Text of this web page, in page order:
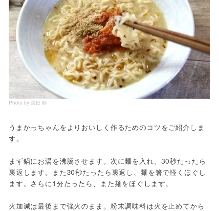
Photo by 吉田 鈴
うまかっちゃんをよりおいしく作るためのコツをご紹介しま
す。
まず鍋にお湯を沸騰させます。次に麺を入れ、30秒たったら
裏返します。また30秒たったら裏返し、麺を箸で軽くほぐし
ます。さらに1分たったら、また麺をほぐします。
火加減は最後まで強火のまま。粉末調味料は火を止めてから